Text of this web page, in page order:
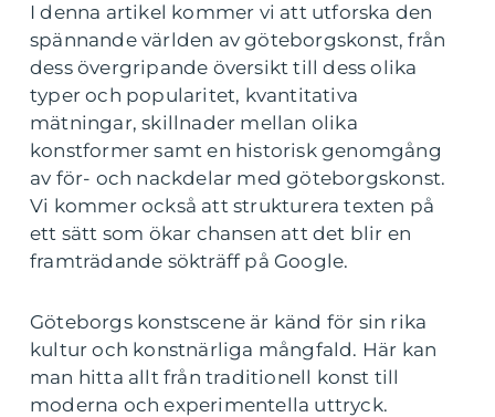
I denna artikel kommer vi att utforska den
spännande världen av göteborgskonst, från
dess övergripande översikt till dess olika
typer och popularitet, kvantitativa
mätningar, skillnader mellan olika
konstformer samt en historisk genomgång
av för- och nackdelar med göteborgskonst.
Vi kommer också att strukturera texten på
ett sätt som ökar chansen att det blir en
framträdande sökträff på Google.
Göteborgs konstscene är känd för sin rika
kultur och konstnärliga mångfald. Här kan
man hitta allt från traditionell konst till
moderna och experimentella uttryck.